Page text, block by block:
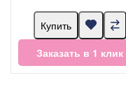
Купить
Заказать в 1 клик